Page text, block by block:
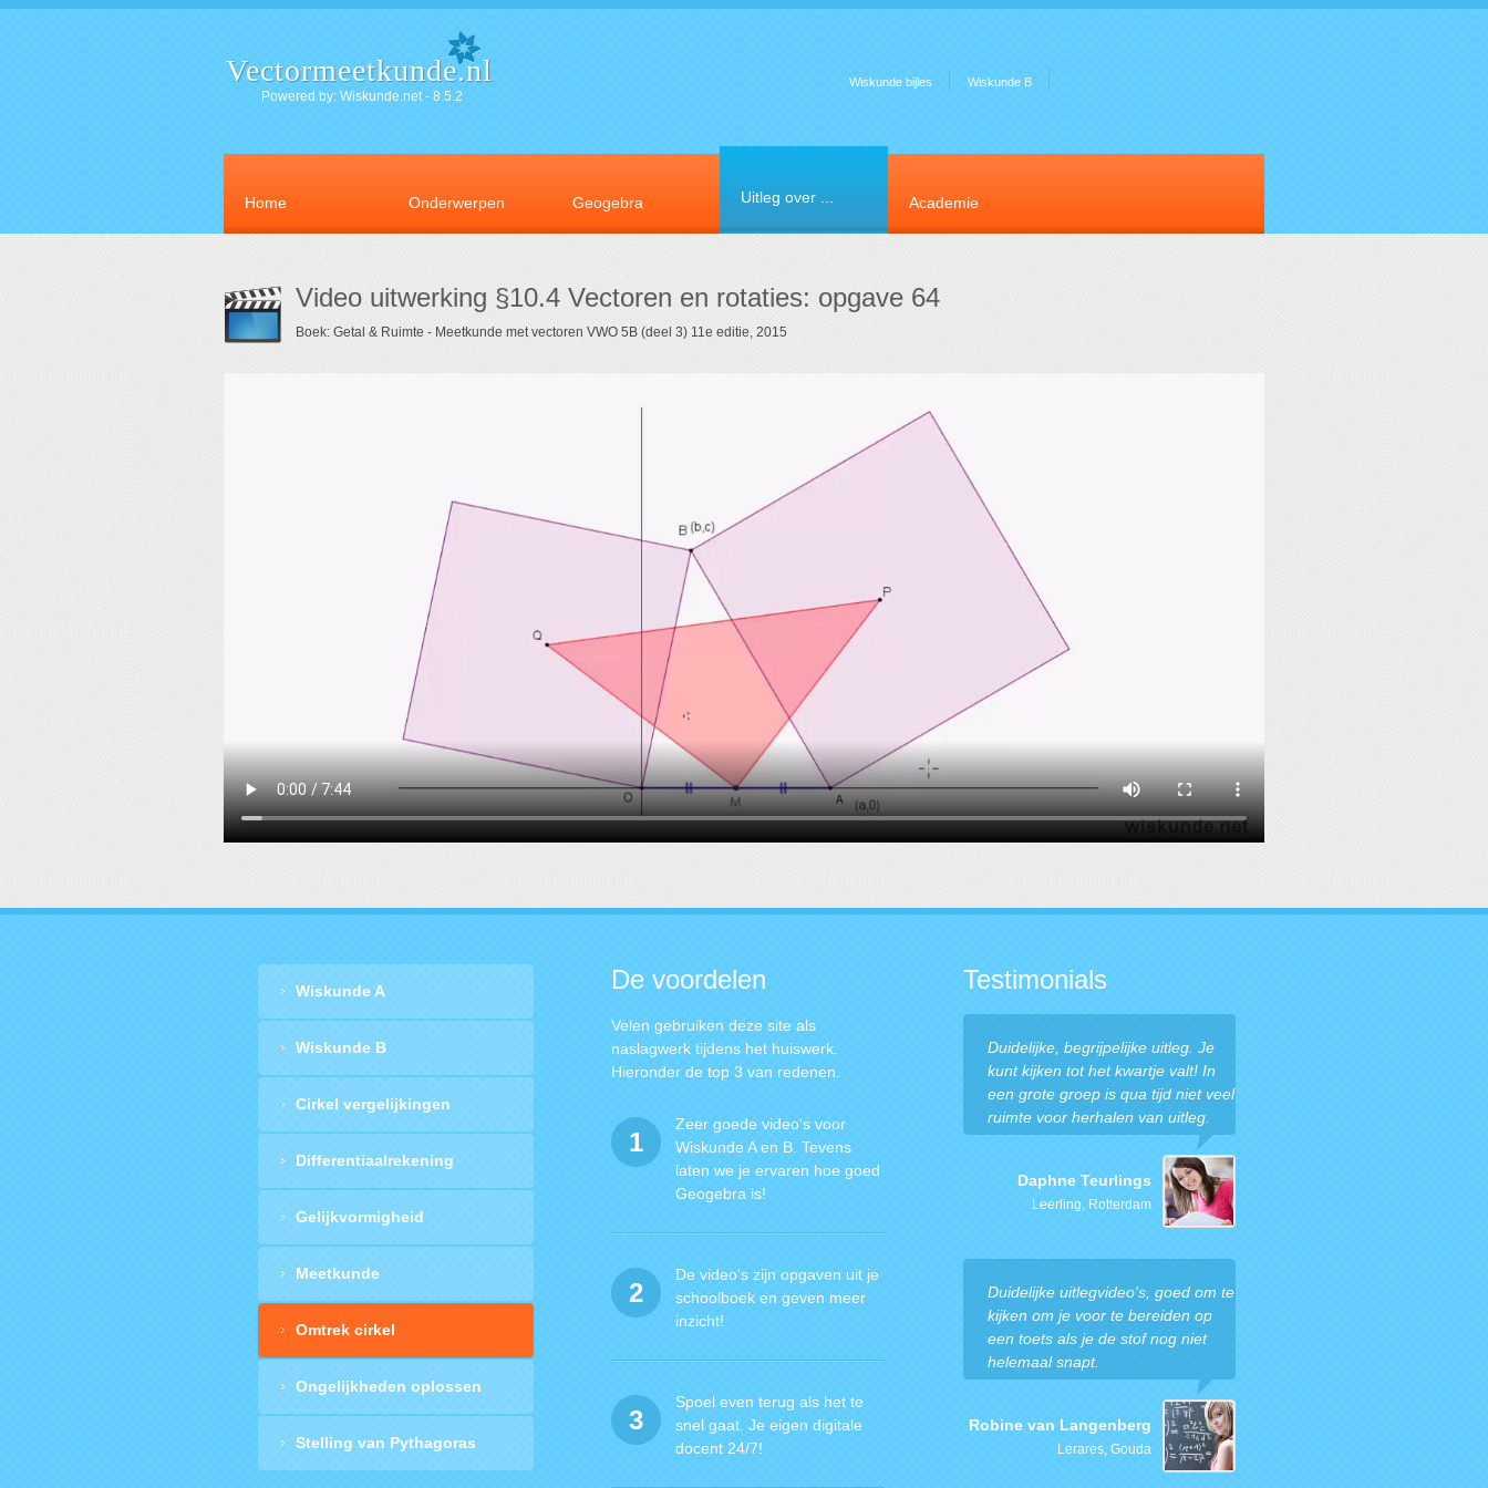
Vectormeetkunde.nl
Powered by: Wiskunde.net - 8.5.2
Wiskunde bijles Wiskunde B
Home Onderwerpen Geogebra Uitleg over ... Academie
Video uitwerking §10.4 Vectoren en rotaties: opgave 64
Boek: Getal & Ruimte - Meetkunde met vectoren VWO 5B (deel 3) 11e editie, 2015
Wiskunde A
Wiskunde B
Cirkel vergelijkingen
Differentiaalrekening
Gelijkvormigheid
Meetkunde
Omtrek cirkel
Ongelijkheden oplossen
Stelling van Pythagoras
De voordelen
Velen gebruiken deze site als
naslagwerk tijdens het huiswerk.
Hieronder de top 3 van redenen.
1
Zeer goede video's voor
Wiskunde A en B. Tevens
laten we je ervaren hoe goed
Geogebra is!
2
De video's zijn opgaven uit je
schoolboek en geven meer
inzicht!
3
Spoel even terug als het te
snel gaat. Je eigen digitale
docent 24/7!
Testimonials
Duidelijke, begrijpelijke uitleg. Je
kunt kijken tot het kwartje valt! In
een grote groep is qua tijd niet veel
ruimte voor herhalen van uitleg.
Daphne Teurlings
Leerling, Rotterdam
Duidelijke uitlegvideo's, goed om te
kijken om je voor te bereiden op
een toets als je de stof nog niet
helemaal snapt.
Robine van Langenberg
Lerares, Gouda